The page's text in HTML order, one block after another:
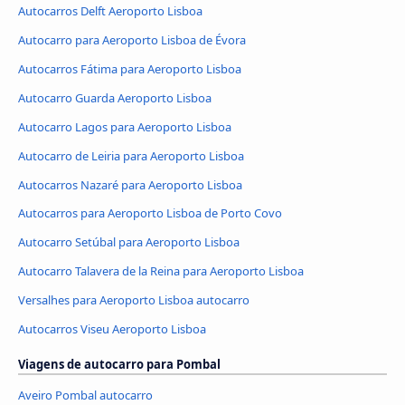
Autocarros Delft Aeroporto Lisboa
Autocarro para Aeroporto Lisboa de Évora
Autocarros Fátima para Aeroporto Lisboa
Autocarro Guarda Aeroporto Lisboa
Autocarro Lagos para Aeroporto Lisboa
Autocarro de Leiria para Aeroporto Lisboa
Autocarros Nazaré para Aeroporto Lisboa
Autocarros para Aeroporto Lisboa de Porto Covo
Autocarro Setúbal para Aeroporto Lisboa
Autocarro Talavera de la Reina para Aeroporto Lisboa
Versalhes para Aeroporto Lisboa autocarro
Autocarros Viseu Aeroporto Lisboa
Viagens de autocarro para Pombal
Aveiro Pombal autocarro